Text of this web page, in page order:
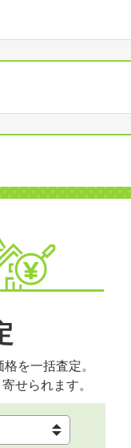
を一括査定。
せられます。